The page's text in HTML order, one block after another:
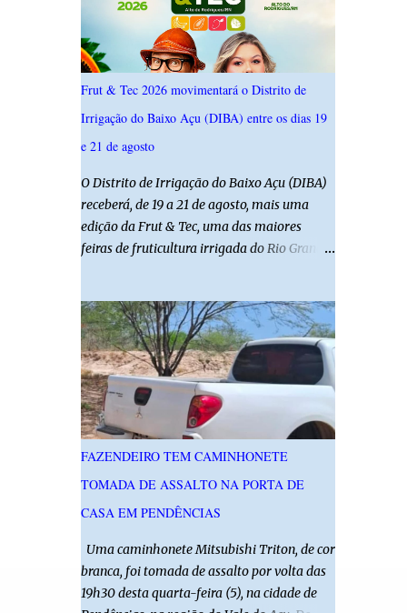
Rio Grande do Norte entre os dias 18 e 22 de
junho de 2026. O levantamento possui
margem de erro de 2,5 pontos percentuais e
nível de confiança de 95%. Registro no TSE:
RN-09520/2026
Frut & Tec 2026 movimentará o Distrito de
Irrigação do Baixo Açu (DIBA) entre os dias 19
e 21 de agosto
O Distrito de Irrigação do Baixo Açu (DIBA)
receberá, de 19 a 21 de agosto, mais uma
edição da Frut & Tec, uma das maiores
feiras de fruticultura irrigada do Rio Grande
estudantes e profissionais do agronegócio,
com palestras de especialistas, visitas
técnicas a campo e uma ampla exposição de
empresas, instituições e tecnologias voltadas
ao setor. Além das atividades técnicas, a
feira contará com programação cultural. No
dia 20 de agosto, o público poderá prestigiar
o show de humor com Mução, seguido de
apresentação musical de Vê Barreto. A Frut
& Tec reforça a importância do Distrito de
fruticultura irrigada, promovendo
conhecimento, inovação e oportunidades
para o desenvolvimento do agronegócio
FAZENDEIRO TEM CAMINHONETE
TOMADA DE ASSALTO NA PORTA DE
CASA EM PENDÊNCIAS
Uma caminhonete Mitsubishi Triton, de cor
branca, foi tomada de assalto por volta das
19h30 desta quarta-feira (5), na cidade de